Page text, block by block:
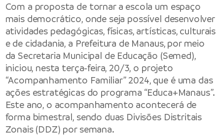
Com a proposta de tornar a escola um espaço
mais democrático, onde seja possível desenvolver
atividades pedagógicas, físicas, artísticas, culturais
e de cidadania, a Prefeitura de Manaus, por meio
da Secretaria Municipal de Educação (Semed),
iniciou, nesta terça-feira, 20/3, o projeto
“Acompanhamento Familiar” 2024, que é uma das
ações estratégicas do programa “Educa+Manaus”.
Este ano, o acompanhamento acontecerá de
forma bimestral, sendo duas Divisões Distritais
Zonais (DDZ) por semana.